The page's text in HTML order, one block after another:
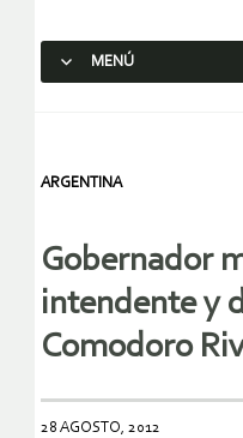
MENÚ
ARGENTINA
Gobernador
intendente y
Comodoro
28 AGOSTO, 2012